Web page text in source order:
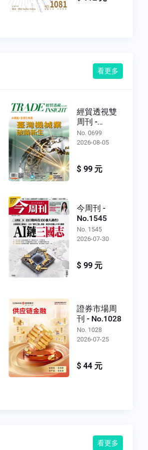
看更多
經貿透視雙
周刊 -
No.0699
No. 0699
2026-08-05
$ 99 元
今周刊 -
No.1545
No. 1545
2026-07-30
$ 99 元
證券市場周
刊 - No.1028
No. 1028
2026-07-25
$ 44 元
看更多